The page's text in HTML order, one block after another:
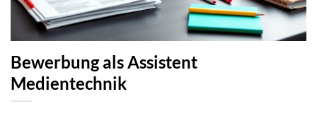
Bewerbung als Assistent
Medientechnik